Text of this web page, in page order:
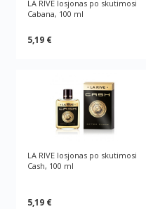
LA RIVE losjonas po skutimosi
Cabana, 100 ml
5,19 €
LA RIVE losjonas po skutimosi
Cash, 100 ml
5,19 €